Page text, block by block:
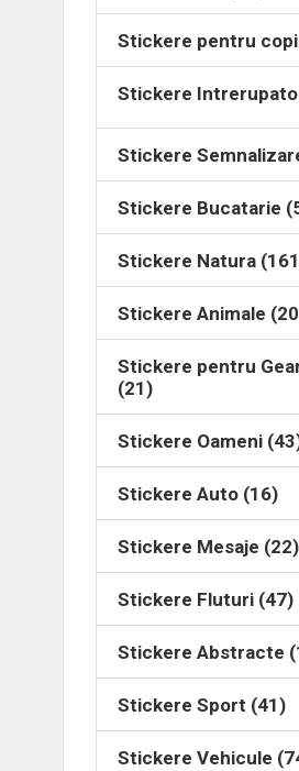
Stickere pentru
Stickere
Stickere
Stickere Bucatarie
Stickere Natura
Stickere Animale
Stickere pentru
(21)
Stickere Oameni
Stickere Auto (16)
Stickere Mesaje (22)
Stickere Fluturi (47)
Stickere Abstracte
Stickere Sport (41)
Stickere Vehicule